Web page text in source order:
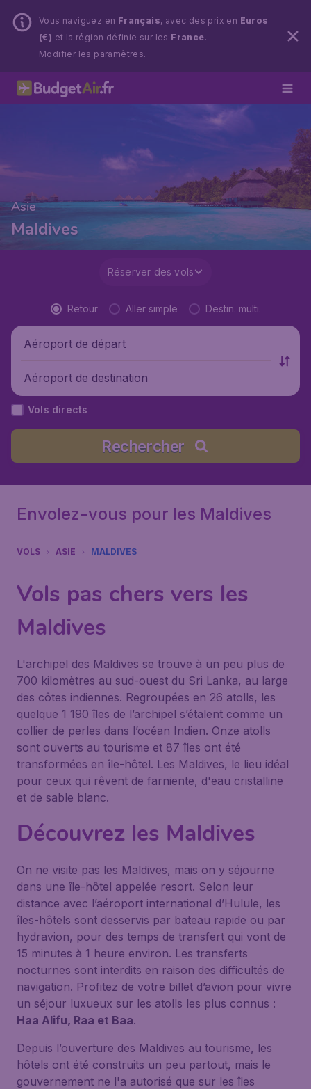
Vous naviguez en Français, avec des prix en Euros
(€) et la région définie sur les France.
Modifier les paramètres.
Asie
Maldives
Réserver des vols
Retour Aller simple Destin. multi.
Aéroport de départ
Aéroport de destination
Vols directs
Rechercher
Envolez-vous pour les Maldives
VOLS ASIE MALDIVES
Vols pas chers vers les
Maldives
L'archipel des Maldives se trouve à un peu plus de
700 kilomètres au sud-ouest du Sri Lanka, au large
des côtes indiennes. Regroupées en 26 atolls, les
quelque 1 190 îles de l’archipel s’étalent comme un
collier de perles dans l’océan Indien. Onze atolls
sont ouverts au tourisme et 87 îles ont été
transformées en île-hôtel. Les Maldives, le lieu idéal
pour ceux qui rêvent de farniente, d'eau cristalline
et de sable blanc.
Découvrez les Maldives
On ne visite pas les Maldives, mais on y séjourne
dans une île-hôtel appelée resort. Selon leur
distance avec l’aéroport international d’Hulule, les
îles-hôtels sont desservis par bateau rapide ou par
hydravion, pour des temps de transfert qui vont de
15 minutes à 1 heure environ. Les transferts
nocturnes sont interdits en raison des difficultés de
navigation. Profitez de votre billet d’avion pour vivre
un séjour luxueux sur les atolls les plus connus :
Haa Alifu, Raa et Baa.
Depuis l’ouverture des Maldives au tourisme, les
hôtels ont été construits un peu partout, mais le
gouvernement ne l'a autorisé que sur les îles